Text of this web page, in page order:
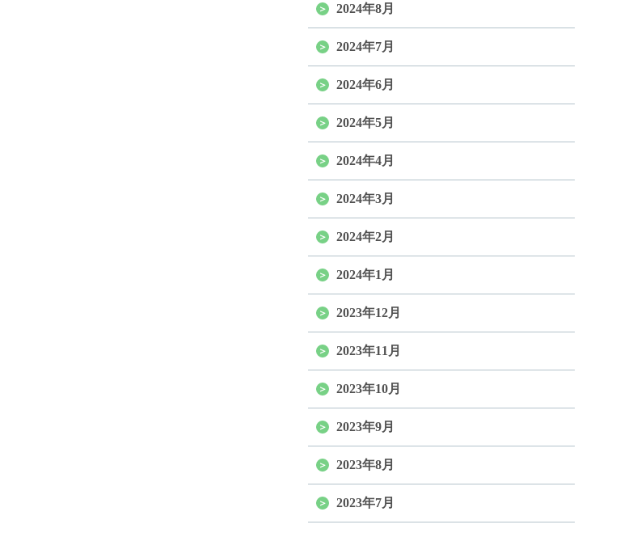
2024年8月
2024年7月
2024年6月
2024年5月
2024年4月
2024年3月
2024年2月
2024年1月
2023年12月
2023年11月
2023年10月
2023年9月
2023年8月
2023年7月